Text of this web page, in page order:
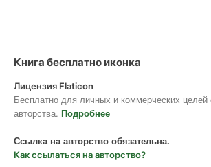
Книга бесплатно иконка
Лицензия Flaticon
Бесплатно для личных и коммерческих целей
авторства. Подробнее
Ссылка на авторство обязательна.
Как ссылаться на авторство?